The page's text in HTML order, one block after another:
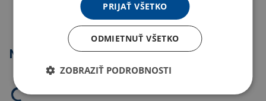
Najpredávanejšie
PRIJAŤ VŠETKO
ODMIETNUŤ VŠETKO
ZOBRAZIŤ PODROBNOSTI